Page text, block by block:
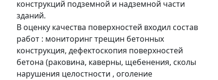
конструкций подземной и надземной части
зданий.
В оценку качества поверхностей входил состав
работ : мониторинг трещин бетонных
конструкция, дефектоскопия поверхностей
бетона (раковина, каверны, щебенения, сколы
нарушения целостности , оголение